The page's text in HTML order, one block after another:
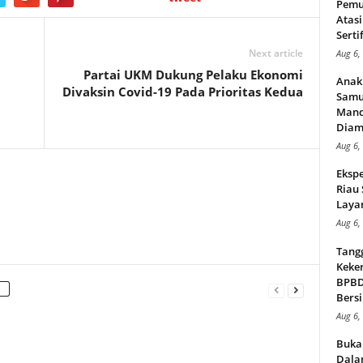
Next article
Partai UKM Dukung Pelaku Ekonomi
Divaksin Covid-19 Pada Prioritas Kedua
Aug 6,
Aug 6,
Riau
Aug 6,
Aug 6,